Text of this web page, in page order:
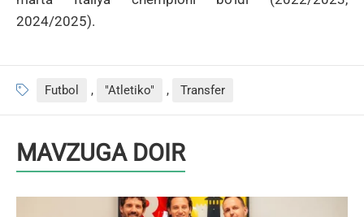
2024/2025).
Futbol , "Atletiko" , Transfer
MAVZUGA DOIR